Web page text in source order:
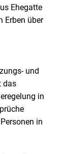
Ehegatte
Erben über
und
das
in
in